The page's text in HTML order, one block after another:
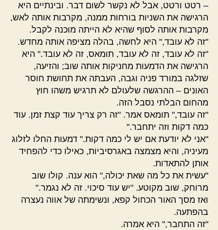
– רטט ורטט, אבל לא נקשר לשום דבר. ובינתיים היא
הרגישה את השניות בורחות ממנה, מקרבות אותה לאש,
מקרבות אותה לסוף שהיא לא הייתה מוכנה לקבל.
"זה לא עובד," היא לחשה, בהלה מציפה אותה מחדש.
"זה לא עובד, זה לא עובד, תומאס, זה לא עובד." היא
הרגישה את הדמעות מחניקות אותה שוב; והזיעה,
שזלגה במורד פניה וגבה, העבתה את תחושת חוסר
האונים – ההרגשה שלעולם לא תרגיש משהו חוץ
מהחום הבלתי נסבל הזה.
"זה עובד," תומאס אמר. "זה רק צריך עוד קצת זמן. עוד
כמה דקות וזה יתחבר."
"אני לא יודעת אם יש לי כמה דקות." דמעות החלו לזלוג
מעיניה, והיא מצמצה באגרסיביות, כאילו כדי להפחיד
אותן להתאדות.
"עשית את כל מה שאת יכולה," הוא ענה. קולו שוב
מרוחק, שוב מקוטע. "יש עוד סיכוי. זה לא נגמר."
ואז מסך האור הכחול קפא, ונשימתה של אווה נעצרה
בהפתעה.
"זה התחבר," היא אמרה.